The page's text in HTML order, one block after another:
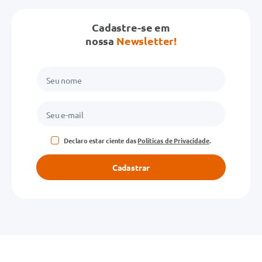
Cadastre-se em
nossa Newsletter!
Declaro estar ciente dasPolíticas de Privacidade.
Cadastrar